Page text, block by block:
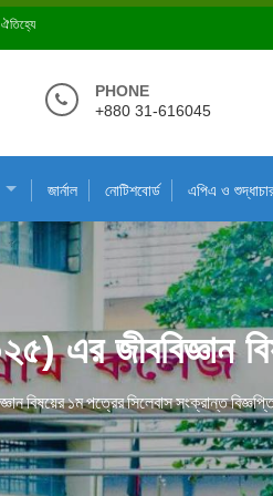
ঐতিহ্যে
PHONE
+880 31-616045
জার্নাল নোটিশবোর্ড এপিএ ও
এর জীববিজ্ঞান
বিষয়ের ১ম পত্রের সিলেবাস সংক্রান্ত